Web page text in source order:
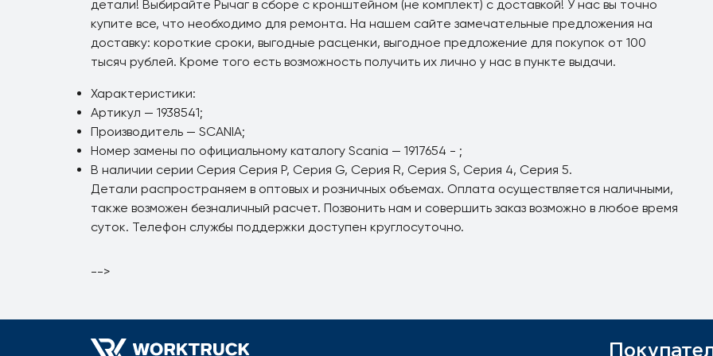
детали! Выбирайте Рычаг в сборе с кронштейном (не комплект) с доставкой! У нас вы точно
купите все, что необходимо для ремонта. На нашем сайте замечательные предложения на
доставку: короткие сроки, выгодные расценки, выгодное предложение для покупок от 100
тысяч рублей. Кроме того есть возможность получить их лично у нас в пункте выдачи.
Характеристики:
Артикул — 1938541;
Производитель — SCANIA;
Номер замены по официальному каталогу Scania — 1917654 - ;
В наличии серии Серия Серия P, Серия G, Серия R, Серия S, Серия 4, Серия 5.
Детали распространяем в оптовых и розничных объемах. Оплата осуществляется наличными,
также возможен безналичный расчет. Позвонить нам и совершить заказ возможно в любое время
суток. Телефон службы поддержки доступен круглосуточно.
-->